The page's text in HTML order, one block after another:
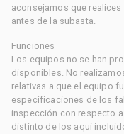
aconsejamos que
antes de la subasta.
Funciones
Los equipos no se han
disponibles. No
relativas a que el equipo
especificaciones de los
inspección con respecto
distinto de los aquí